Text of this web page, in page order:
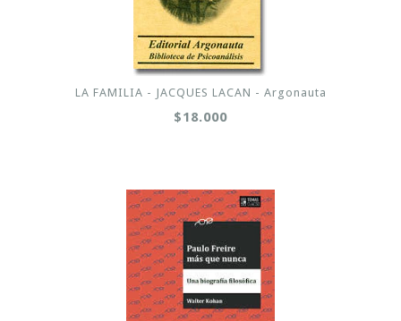
LA FAMILIA - JACQUES LACAN - Argonauta
$18.000